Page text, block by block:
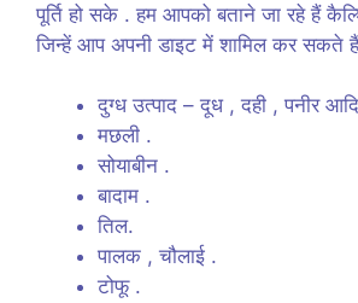
पूर्ति हो सके . हम आपको बताने जा रहे हैं
जिन्हें आप अपनी डाइट में शामिल कर सकते
दुग्ध उत्पाद – दूध , दही , पनीर
मछली .
सोयाबीन .
बादाम .
तिल.
पालक , चौलाई .
टोफू .